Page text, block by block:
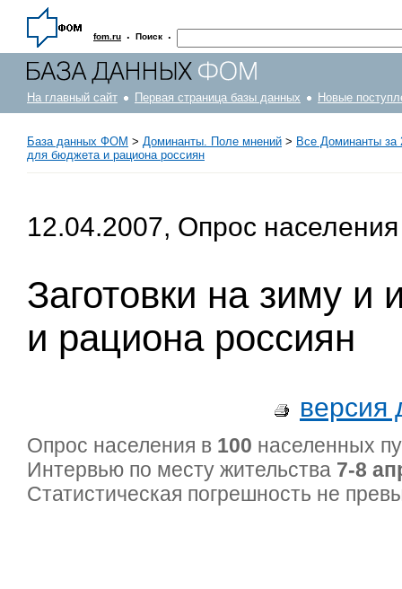
fom.ru · Поиск ·
На главный сайт Первая страница базы данных Новые
База данных ФОМ > Доминанты. Поле мнений > Все Доминанты за
для бюджета и рациона россиян
12.04.2007, Опрос населения
Заготовки на зиму
и рациона россиян
версия
Опрос населения в 100 населенных
Интервью по месту жительства 7-8
Статистическая погрешность не